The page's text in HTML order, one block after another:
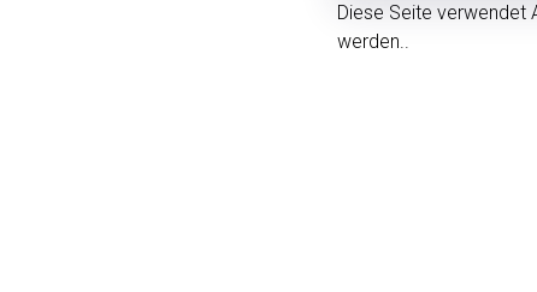
Diese Seite verwendet
werden..